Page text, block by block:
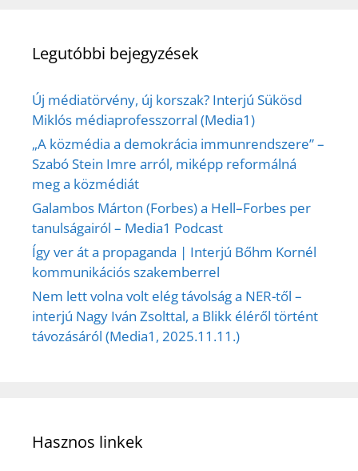
Legutóbbi bejegyzések
Új médiatörvény, új korszak? Interjú Sükösd
Miklós médiaprofesszorral (Media1)
„A közmédia a demokrácia immunrendszere” –
Szabó Stein Imre arról, miképp reformálná
meg a közmédiát
Galambos Márton (Forbes) a Hell–Forbes per
tanulságairól – Media1 Podcast
Így ver át a propaganda | Interjú Bőhm Kornél
kommunikációs szakemberrel
Nem lett volna volt elég távolság a NER-től –
interjú Nagy Iván Zsolttal, a Blikk éléről történt
távozásáról (Media1, 2025.11.11.)
Hasznos linkek